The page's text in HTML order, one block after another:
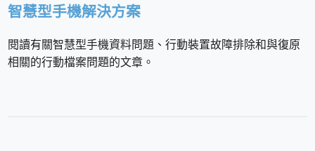
智慧型手機解決方案
閱讀有關智慧型手機資料問題、行動裝置故障排除和與復原
相關的行動檔案問題的文章。